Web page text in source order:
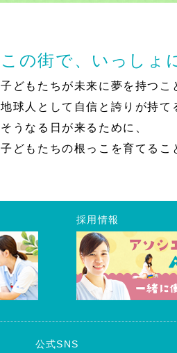
この街で、いっしょ
子どもたちが未来に夢を持つこ
地球人として自信と誇りが持て
そうなる日が来るために、
子どもたちの根っこを育てるこ
採用情報
公式SNS